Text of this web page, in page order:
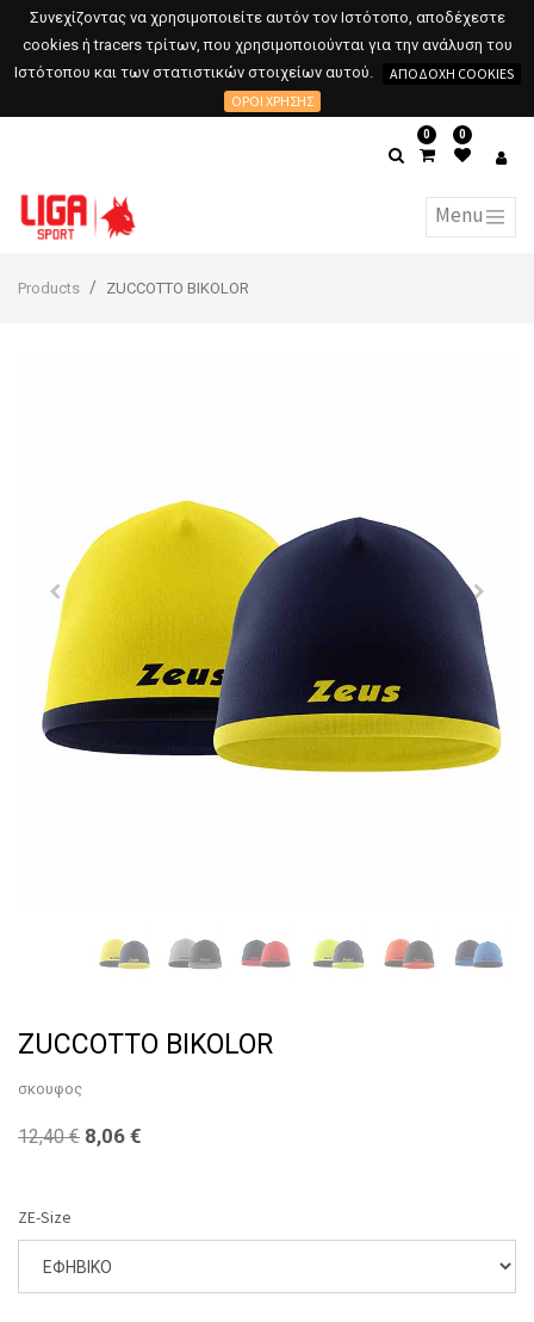
Συνεχίζοντας να χρησιμοποιείτε αυτόν τον Ιστότοπο, αποδέχεστε
cookies ή tracers τρίτων, που χρησιμοποιούνται για την ανάλυση του
Ιστότοπου και των στατιστικών στοιχείων αυτού.
ΑΠΟΔΟΧΉ COOKIES
ΌΡΟΙ ΧΡΉΣΗΣ
0 0
Products ZUCCOTTO BIKOLOR
ZUCCOTTO BIKOLOR
σκουφος
12,40€ 8,06 €
ZE-Size